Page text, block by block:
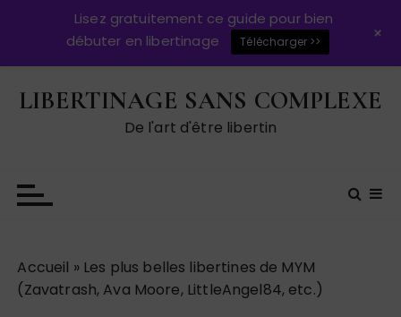
LIBERTINAGE SANS COMPLEXE
De l'art d'être libertin
Accueil » Les plus belles libertines de MYM
(Zavatrash, Ava Moore, LittleAngel84, etc.)
Lisez gratuitement ce guide pour bien
débuter en libertinage
Télécharger >> +